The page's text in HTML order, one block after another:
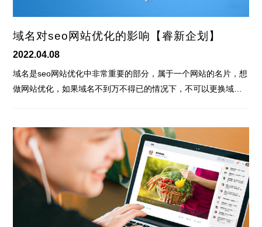
域名对seo网站优化的影响【睿新企划】
2022.04.08
域名是seo网站优化中非常重要的部分，属于一个网站的名片，想
做网站优化，如果域名不到万不得已的情况下，不可以更换域…